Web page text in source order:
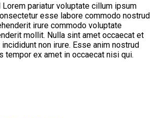
pariatur voluptate cillum ipsum
esse labore commodo nostrud
irure commodo voluptate
mollit. Nulla sint amet occaecat et
non irure. Esse anim nostrud
tempor ex amet in occaecat nisi qui.